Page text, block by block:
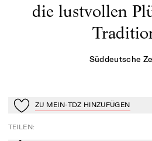
die lustvollen
Süddeutsche
Zu Mein-TdZ hinzufügen
ZU MEIN-TDZ HINZUFÜGEN
TEILEN: